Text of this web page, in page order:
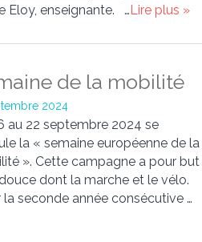
Eloy, enseignante. …Lire plus »
de la mobilité
2024
au 22 septembre 2024 se
la « semaine européenne de la
». Cette campagne a pour but
dont la marche et le vélo.
seconde année consécutive …